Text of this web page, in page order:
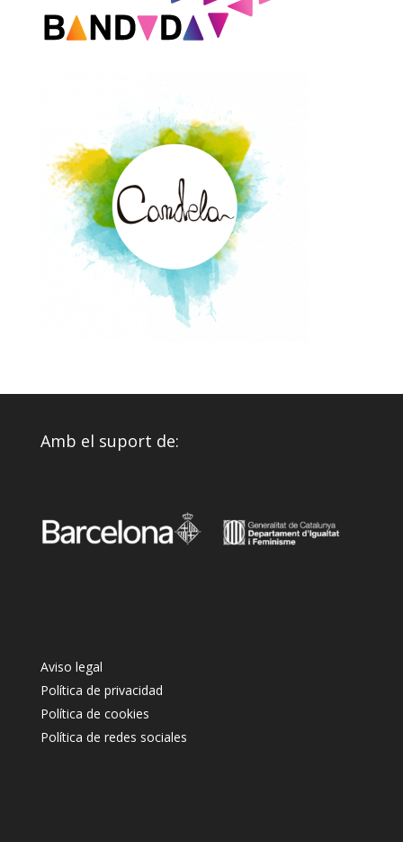
Amb el suport de:
Aviso legal
Política de privacidad
Política de cookies
Política de redes sociales